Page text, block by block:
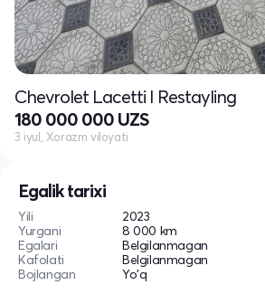
Egalik tarixi
Yili
2023
Yurgani
8 000 km
Egalari
Belgilanmagan
Kafolati
Belgilanmagan
Bojlangan
Yo'q
Chevrolet Lacetti I Restayling
180 000 000 UZS
3 iyul, Xorazm viloyati